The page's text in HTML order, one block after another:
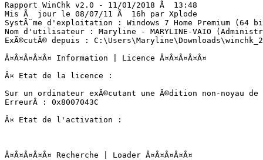
Rapport WinChk v2.0 - 11/01/2018 Ã  13:48
Mis Ã  jour le 08/07/11 Ã  16h par Xplode
SystÃ¨me d'exploitation : Windows 7 Home Premium
Nom d'utilisateur : Maryline - MARYLINE-VAIO
ExÃ©cutÃ© depuis :
Â¤Â¤Â¤Â¤Â¤ Information | Licence Â¤Â¤Â¤Â¤Â¤
Â¤ Etat de la licence :
Sur un ordinateur exÃ©cutant une Ã©dition non-noyau
ErreurÂ : 0x8007043C
Â¤ Etat de l'activation :
Â¤Â¤Â¤Â¤Â¤ Recherche | Loader Â¤Â¤Â¤Â¤Â¤